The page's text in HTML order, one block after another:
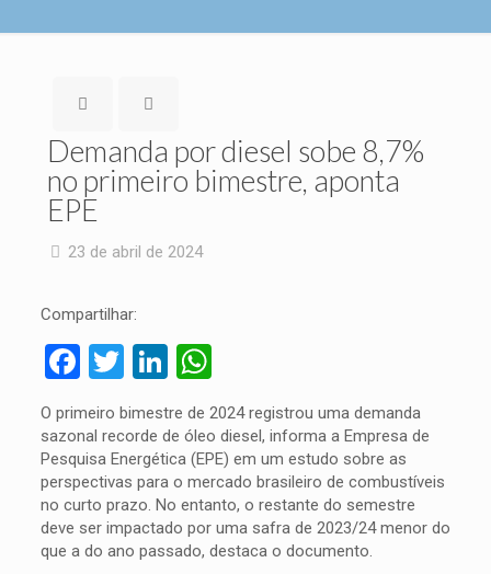
Demanda por diesel sobe 8,7%
no primeiro bimestre, aponta
EPE
23 de abril de 2024
Compartilhar:
Facebook
TwitterLinkedIn
WhatsApp
O primeiro bimestre de 2024 registrou uma demanda
sazonal recorde de óleo diesel, informa a Empresa de
Pesquisa Energética (EPE) em um estudo sobre as
perspectivas para o mercado brasileiro de combustíveis
no curto prazo. No entanto, o restante do semestre
deve ser impactado por uma safra de 2023/24 menor do
que a do ano passado, destaca o documento.